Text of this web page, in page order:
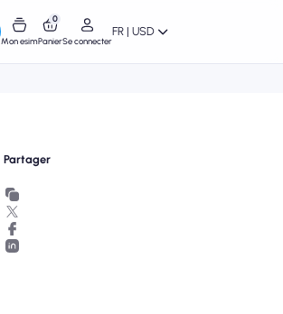
Mon esim
0
PanierSe connecter
FR | USD
Partager